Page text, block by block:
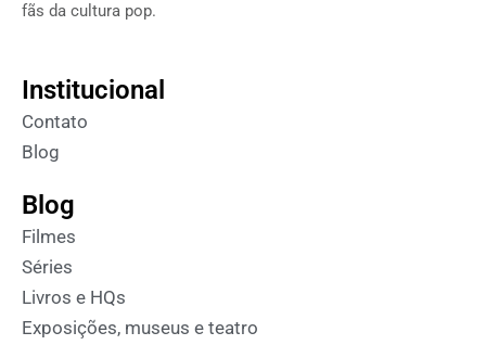
fãs da cultura pop.
Institucional
Contato
Blog
Blog
Filmes
Séries
Livros e HQs
Exposições, museus e teatro